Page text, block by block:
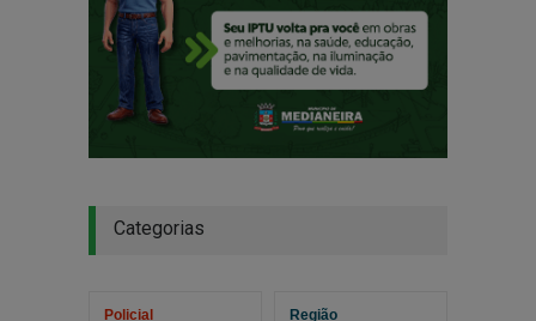
Categorias
Policial Região